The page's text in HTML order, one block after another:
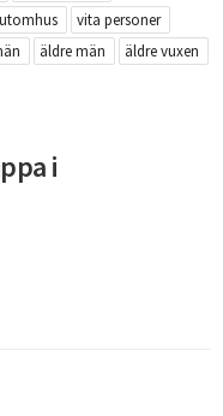
utomhus
vita personer
äldre män äldre vuxen
i